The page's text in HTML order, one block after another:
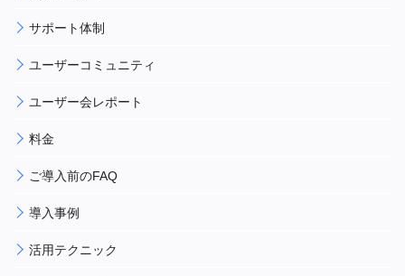
サポート体制
ユーザーコミュニティ
ユーザー会レポート
料金
ご導入前のFAQ
導入事例
活用テクニック